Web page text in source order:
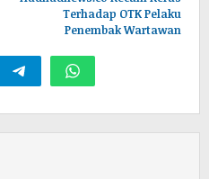
Terhadap OTK Pelaku
Penembak Wartawan